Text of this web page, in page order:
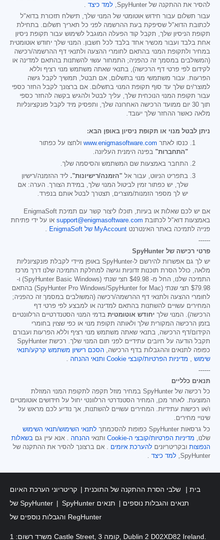
להסיר את ההתקנה של SpyHunter,
למד כיצד .
עבור תשלום עבור חידוש אוטומטי של המנוי שלך, תישלח תזכורת בדוא"ל
לכתובת הדוא"ל שסיפקת בעת ההרשמה לפני כל תאריך תשלום. בתחילת
תקופת הניסיון שלך, תקבל קוד הפעלה המוגבל לשימוש עבור תקופת ניסיון
אחת בלבד ועבור מכשיר אחד בלבד לכל חשבון. המנוי שלך יחודש אוטומטית
במחיר ולתקופת המנוי בהתאם לחומרי ההצעה ולתנאי דף ההרשמה/רכישה
(המשולבים במסמך זה כהפניה; התמחור עשוי להשתנות בהתאם למדינה או
לקידום לפי פרטי דף הרכישה), בתנאי שאתה משתמש מנוי רציף וללא
הפרעות. עבור משתמשי מנוי בתשלום, אם תבטל, תמשיך לקבל גישה
למוצר/ים שלך עד סוף תקופת המנוי בתשלום. אם ברצונך לקבל החזר כספי
עבור תקופת המנוי הנוכחית שלך, עליך לבטל ולהגיש בקשה להחזר כספי
תוך 30 יום ממועד הרכישה האחרונה שלך, ותפסיק מיד לקבל פונקציונליות
מלאה כאשר ההחזר שלך יעובד.
ניתן לבטל מנוי או תקופת ניסיון באופן הבא:
כנסו לאתר www.enigmasoftware.com ולחצו על כפתור
"התחברות" בפינה הימנית העליונה.
התחבר באמצעות שם המשתמש והסיסמה שלך.
בתפריט הניווט, עבור אל "הזמנה/רישיונות". ליד ההזמנה/רישיון
שלך, יש כפתור זמין לביטול המנוי שלך, במידת הצורך. הערה: אם
יש לך מספר הזמנות/מוצרים, תצטרך לבטל אותם בנפרד.
אם יש לכם שאלות או בעיות, תוכלו ליצור קשר עם תמיכת EnigmaSoft
באמצעות דוא"ל לכתובת support@enigmasoftware.com או על ידי פתיחת
פנייה לתמיכה באתר האינטרנט MyAccount של EnigmaSoft
------
פרטי רכישה של SpyHunter
יש לך גם אפשרות להירשם ל-SpyHunter באופן מיידי לקבלת פונקציונליות
מלאה, כולל הסרת תוכנות זדוניות וגישה למחלקת התמיכה שלנו דרך מרכז
התמיכה שלנו, החל מ- $49.98 חצי שנתי (SpyHunter Basic Windows) ו-
$79.98
חצי שנתי (SpyHunter Pro Windows/SpyHunter for Mac) בהתאם
לחומרי ההצעה ולתנאי דף ההרשמה/רכישה (המשולבים במסמך זה כהפניה;
המחירים עשויים להשתנות בהתאם למדינה או למבצע לפי פרטי דף
הרכישה). המנוי שלך יחודש אוטומטית בדמי המנוי הסטנדרטיים הרלוונטיים
בזמן הרכישה המקורית שלך ולאותה תקופת מנוי או כפי שצוין בחומרי
הקידום/דף הרכישה, בתנאי שאתה משתמש מנוי רציף וללא הפרעות ועבורם
תקבל הודעה על חיובים עתידיים לפני תום המנוי שלך. רכישת SpyHunter
כפופה לתנאים וההגבלות בדף הרכישה, הסכם רישיון משתמש קרקע/תנאי
שימוש
מדיניות הפרטיות/קובצי Cookie ותנאי ההנחה
------
תנאים כלליים
כל רכישה של SpyHunter במחיר מוזל תקפה לתקופת המנוי המוזלת
המוצעת. לאחר מכן, המחיר הסטנדרטי הרלוונטי יחול על חידושים אוטומטיים
ו/או רכישות עתידיות. המחירים עשויים להשתנות, אך נודיע לכם מראש על
שינויי מחירים.
כל גרסאות SpyHunter כפופות להסכמתך
לתנאי השימוש/תנאי השימוש
שלנו, מדיניות הפרטיות/קובצי ה-Cookie ותנאי ההנחה . אנא עיין גם בשאלות
הנפוצות ובקריטריונים להערכת איומים . אם ברצונך להסיר את ההתקנה של
SpyHunter, למד כיצד
בית שלבי הסרת ההתקנה של התוכנית
קריטריוני הערכת האיום
של SpyHunter
SpyHunter תנאים והגבלות נוספים
תנאים
והגבלות נוספים של RegHunter
משרד רשום: 1 Castle Street, קומה 3, Dublin 2 D02XD82 Ireland.